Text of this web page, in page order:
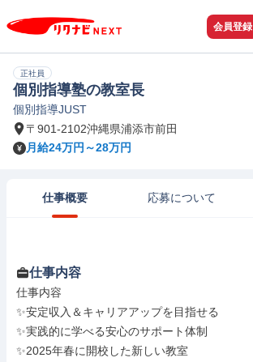
会員登録
正社員
個別指導塾の教室長
個別指導JUST
〒901-2102沖縄県浦添市前田
月給24万円～28万円
仕事概要 応募について
仕事内容
仕事内容
✨安定収入＆キャリアアップを目指せる
✨実践的に学べる安心のサポート体制
✨2025年春に開校した新しい教室